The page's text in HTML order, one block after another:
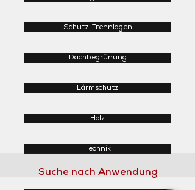
Schutz-Trennlagen
Dachbegrünung
Lärmschutz
Holz
Technik
Suche nach Anwendung